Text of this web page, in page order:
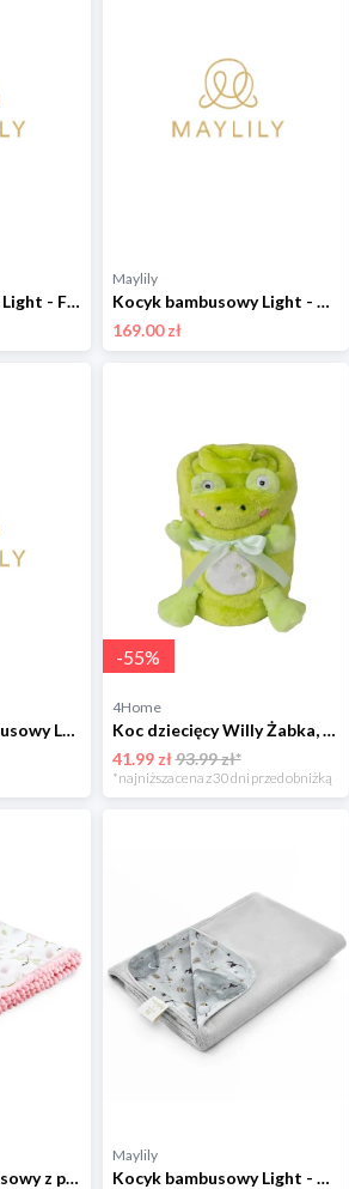
Kocyk bambusowy Light - Fiszki - błękit kropki
Maylily
Kocyk bambusowy Light - Niebiańskie ptaszki - błękit
169.00 zł
Ciepły kocyk bambusowy Luxe - Wilkiway - grey 75x100 cm
-55%
4Home
Koc dziecięcy Willy Żabka, 85 x 100 cm BabyMatex
41.99 zł93.99 zł*
*najniższa cena z 30 dni przed obniżką
Letni kocyk bambusowy z pomponikami - Rozkwitajki 100x120 cm
Maylily
Kocyk bambusowy Light - My Space by Maffashion - srebrny